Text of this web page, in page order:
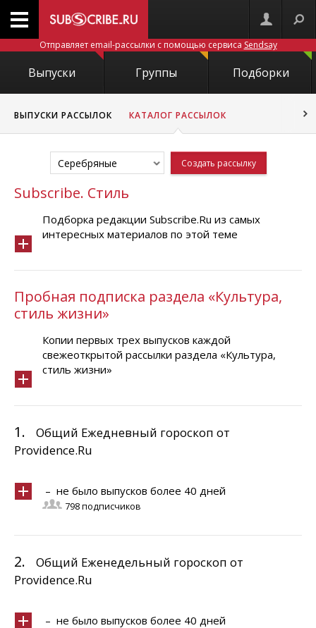
Отправляет email-рассылки с помощью сервиса Sendsay
Выпуски Группы Подборки
ВЫПУСКИ РАССЫЛОК КАТАЛОГ РАССЫЛОК
Серебряные Создать рассылку
Subscribe. Стиль
Подборка редакции Subscribe.Ru из самых
интересных материалов по этой теме
Пробная подписка раздела «Культура,
стиль жизни»
Копии первых трех выпусков каждой
свежеоткрытой рассылки раздела «Культура,
стиль жизни»
1.
Общий Ежедневный гороскоп от
Providence.Ru
– не было выпусков более 40 дней
798 подписчиков
2.
Общий Еженедельный гороскоп от
Providence.Ru
– не было выпусков более 40 дней